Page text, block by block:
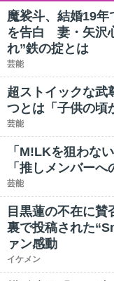
魔裟斗、結婚19年
を告白 妻・矢沢
れ”鉄の掟とは
芸能
超ストイックな武
つとは「子供の頃
芸能
「M!LKを狙わな
「推しメンバー
芸能
目黒蓮の不在に
裏で投稿された
ァン感動
イケメン